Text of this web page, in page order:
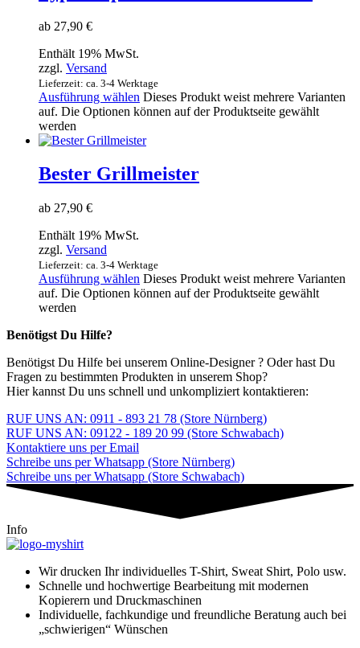
ab 27,90 €
Enthält 19% MwSt.
zzgl. Versand
Lieferzeit: ca. 3-4 Werktage
Ausführung wählen Dieses Produkt weist mehrere Varianten
auf. Die Optionen können auf der Produktseite gewählt
werden
Bester Grillmeister
ab 27,90 €
Enthält 19% MwSt.
zzgl. Versand
Lieferzeit: ca. 3-4 Werktage
Ausführung wählen Dieses Produkt weist mehrere Varianten
auf. Die Optionen können auf der Produktseite gewählt
werden
Benötigst Du Hilfe?
Benötigst Du Hilfe bei unserem Online-Designer ? Oder hast Du
Fragen zu bestimmten Produkten in unserem Shop?
Hier kannst Du uns schnell und unkompliziert kontaktieren:
RUF UNS AN: 0911 - 893 21 78 (Store Nürnberg)
RUF UNS AN: 09122 - 189 20 99 (Store Schwabach)
Kontaktiere uns per Email
Schreibe uns per Whatsapp (Store Nürnberg)
Schreibe uns per Whatsapp (Store Schwabach)
Info
Wir drucken Ihr individuelles T-Shirt, Sweat Shirt, Polo usw.
Schnelle und hochwertige Bearbeitung mit modernen
Kopierern und Druckmaschinen
Individuelle, fachkundige und freundliche Beratung auch bei
„schwierigen“ Wünschen